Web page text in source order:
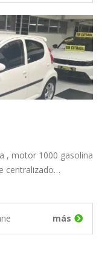
, motor 1000 gasolina
centralizado…
más